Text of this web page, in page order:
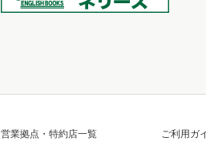
営業拠点・特約店一覧 ご利用ガ